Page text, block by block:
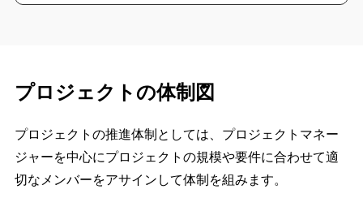
プロジェクトの体制図
プロジェクトの推進体制としては、プロジェクトマネー
ジャーを中心にプロジェクトの規模や要件に合わせて適
切なメンバーをアサインして体制を組みます。